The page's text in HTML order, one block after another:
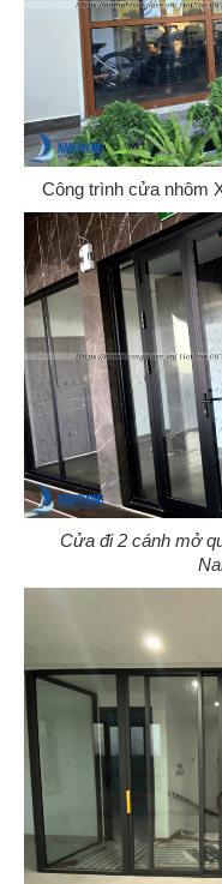
Công trình cửa nhôm
Cửa đi 2 cánh mở